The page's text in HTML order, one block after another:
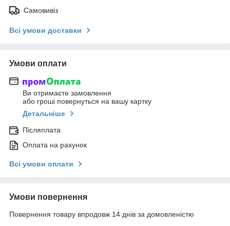
Самовивіз
Всі умови доставки
Умови оплати
Ви отримаєте замовлення
або гроші повернуться на вашу картку
Детальніше
Післяплата
Оплата на рахунок
Всі умови оплати
Умови повернення
Повернення товару впродовж 14 днів за домовленістю